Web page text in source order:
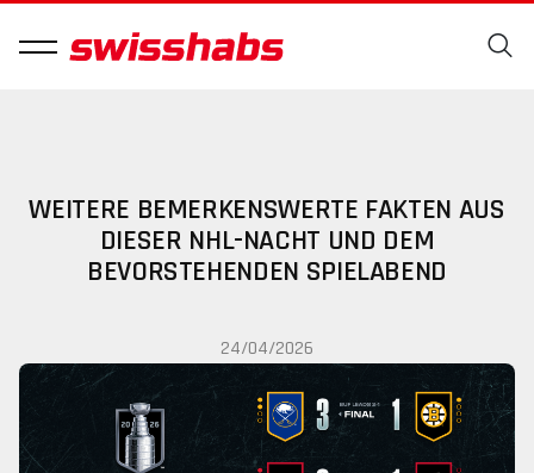
WEITERE BEMERKENSWERTE FAKTEN AUS
DIESER NHL-NACHT UND DEM
BEVORSTEHENDEN SPIELABEND
24/04/2026